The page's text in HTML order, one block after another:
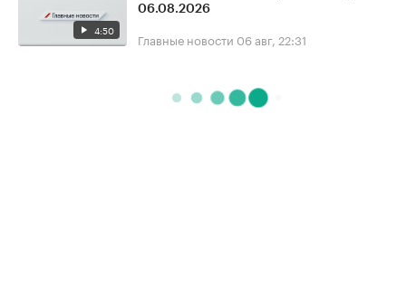
4:50
06.08.2026
Главные новости 06 авг, 22:31